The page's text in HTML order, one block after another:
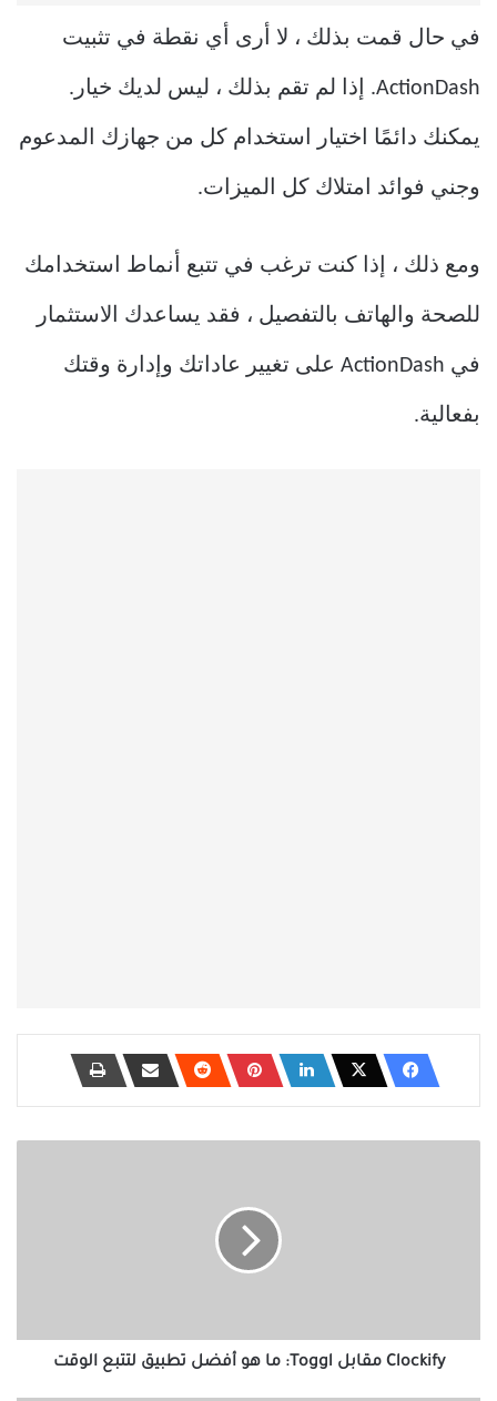
في حال قمت بذلك ، لا أرى أي نقطة في تثبيت
ActionDash. إذا لم تقم بذلك ، ليس لديك خيار.
يمكنك دائمًا اختيار استخدام كل من جهازك المدعوم
وجني فوائد امتلاك كل الميزات.
ومع ذلك ، إذا كنت ترغب في تتبع أنماط استخدامك
للصحة والهاتف بالتفصيل ، فقد يساعدك الاستثمار
في ActionDash على تغيير عاداتك وإدارة وقتك
بفعالية.
الوقت
Clockify مقابل Toggl: ما هو أفضل تطبيق لتتبع الوقت